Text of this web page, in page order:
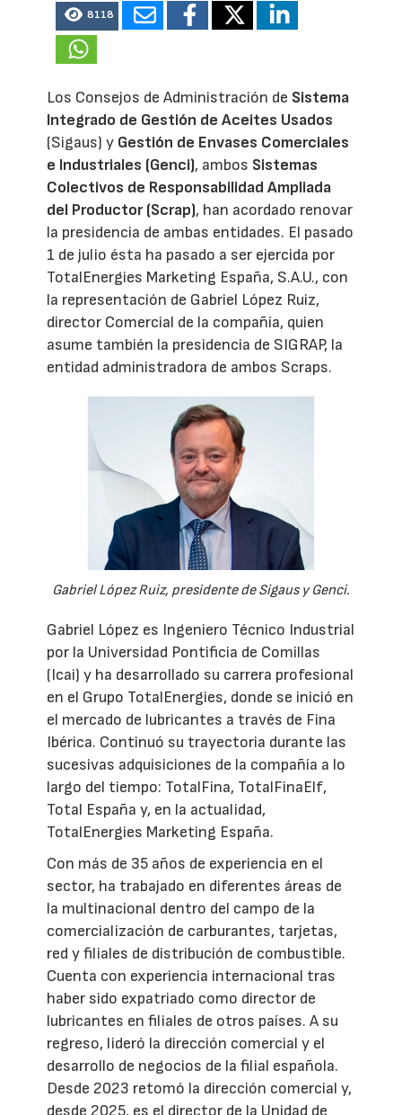
8118
Los Consejos de Administración de Sistema
Integrado de Gestión de Aceites Usados
(Sigaus) y Gestión de Envases Comerciales
e Industriales (Genci), ambos Sistemas
Colectivos de Responsabilidad Ampliada
del Productor (Scrap), han acordado renovar
la presidencia de ambas entidades. El pasado
1 de julio ésta ha pasado a ser ejercida por
TotalEnergies Marketing España, S.A.U., con
la representación de Gabriel López Ruiz,
director Comercial de la compañía, quien
asume también la presidencia de SIGRAP, la
entidad administradora de ambos Scraps.
Gabriel López Ruiz, presidente de Sigaus y Genci.
Gabriel López es Ingeniero Técnico Industrial
por la Universidad Pontificia de Comillas
(Icai) y ha desarrollado su carrera profesional
en el Grupo TotalEnergies, donde se inició en
el mercado de lubricantes a través de Fina
Ibérica. Continuó su trayectoria durante las
sucesivas adquisiciones de la compañía a lo
largo del tiempo: TotalFina, TotalFinaElf,
Total España y, en la actualidad,
TotalEnergies Marketing España.
Con más de 35 años de experiencia en el
sector, ha trabajado en diferentes áreas de
la multinacional dentro del campo de la
comercialización de carburantes, tarjetas,
red y filiales de distribución de combustible.
Cuenta con experiencia internacional tras
haber sido expatriado como director de
lubricantes en filiales de otros países. A su
regreso, lideró la dirección comercial y el
desarrollo de negocios de la filial española.
Desde 2023 retomó la dirección comercial y,
desde 2025, es el director de la Unidad de